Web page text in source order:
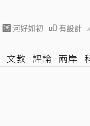
河好如初 有設計
文教 評論 兩岸